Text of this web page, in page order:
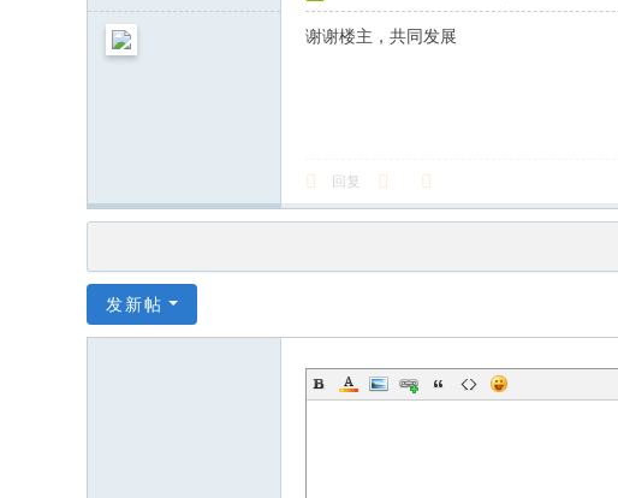
谢谢楼主，共同发展
回复
发新帖